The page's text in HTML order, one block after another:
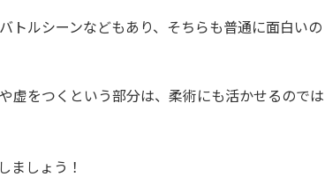
トルシーンなどもあり、そちらも普通に面白いの
虚をつくという部分は、柔術にも活かせるのでは
ましょう！